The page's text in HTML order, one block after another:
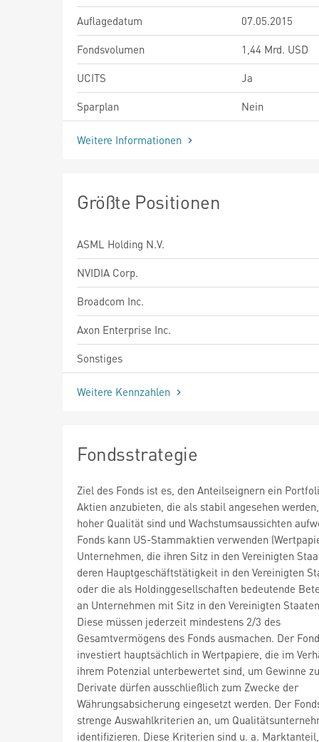
Auflagedatum
07.05.2015
Fondsvolumen
1,44 Mrd. USD
UCITS
Ja
Sparplan
Nein
Weitere Informationen
Größte Positionen
ASML Holding N.V.
NVIDIA Corp.
Broadcom Inc.
Axon Enterprise Inc.
Sonstiges
Weitere Kennzahlen
Fondsstrategie
Ziel des Fonds ist es, den Anteilseignern ein
Aktien anzubieten, die als stabil angesehen
hoher Qualität sind und Wachstumsaussichten
Fonds kann US-Stammaktien verwenden
Unternehmen, die ihren Sitz in den Vereinigten
deren Hauptgeschäftstätigkeit in den Vereinigten
oder die als Holdinggesellschaften bedeutende
an Unternehmen mit Sitz in den Vereinigten
Diese müssen jederzeit mindestens 2/3 des
Gesamtvermögens des Fonds ausmachen. Der
investiert hauptsächlich in Wertpapiere, die im
ihrem Potenzial unterbewertet sind, um Gewinne
Derivate dürfen ausschließlich zum Zwecke der
Währungsabsicherung eingesetzt werden. Der
strenge Auswahlkriterien an, um
identifizieren. Diese Kriterien sind u. a. Marktanteil,